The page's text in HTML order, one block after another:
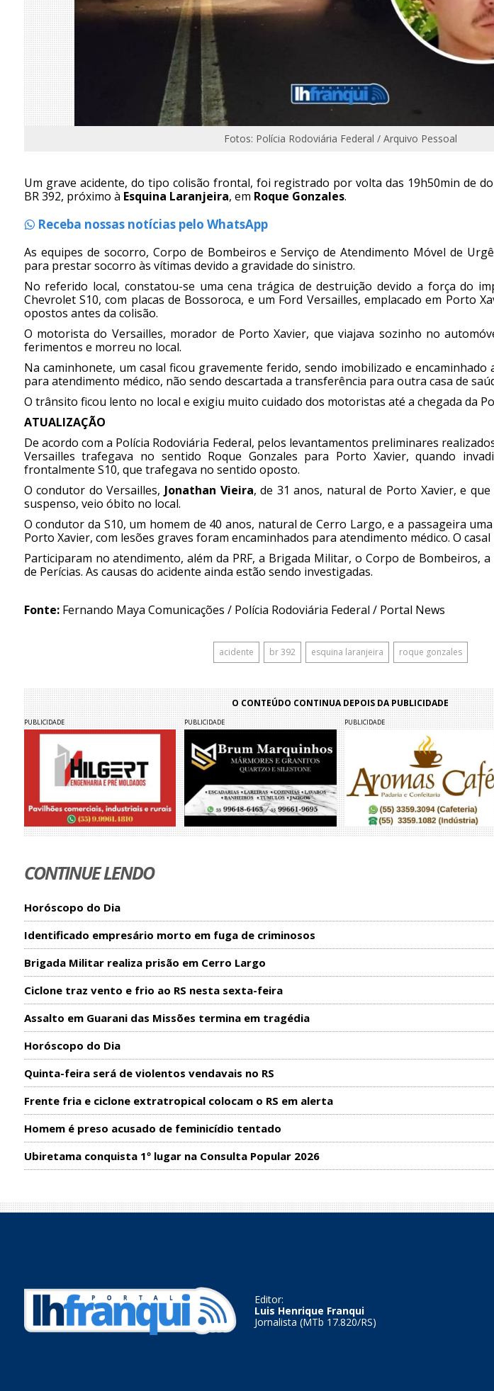
Fotos: Polícia Rodoviária Federal / Arquivo Pessoal
Um grave acidente, do tipo colisão frontal, foi registrado por volta das 19h50min de
BR 392, próximo à Esquina Laranjeira, em Roque Gonzales.
Receba nossas notícias pelo WhatsApp
As equipes de socorro, Corpo de Bombeiros e Serviço de Atendimento Móvel de
para prestar socorro às vítimas devido a gravidade do sinistro.
No referido local, constatou-se uma cena trágica de destruição devido a força do
Chevrolet S10, com placas de Bossoroca, e um Ford Versailles, emplacado em Porto
opostos antes da colisão.
O motorista do Versailles, morador de Porto Xavier, que viajava sozinho no
ferimentos e morreu no local.
Na caminhonete, um casal ficou gravemente ferido, sendo imobilizado e encaminhado
para atendimento médico, não sendo descartada a transferência para outra casa de
O trânsito ficou lento no local e exigiu muito cuidado dos motoristas até a chegada da
ATUALIZAÇÃO
De acordo com a Polícia Rodoviária Federal, pelos levantamentos preliminares
Versailles trafegava no sentido Roque Gonzales para Porto Xavier, quando
frontalmente S10, que trafegava no sentido oposto.
O condutor do Versailles, Jonathan Vieira, de 31 anos, natural de Porto Xavier, e
suspenso, veio óbito no local.
O condutor da S10, um homem de 40 anos, natural de Cerro Largo, e a passageira
Porto Xavier, com lesões graves foram encaminhados para atendimento médico. O
Participaram no atendimento, além da PRF, a Brigada Militar, o Corpo de Bombeiros,
de Perícias. As causas do acidente ainda estão sendo investigadas.
Fonte:Fernando Maya Comunicações / Polícia Rodoviária Federal / Portal News
acidente br 392 esquina laranjeira roque gonzales
O CONTEÚDO CONTINUA DEPOIS DA PUBLICIDADE
PUBLICIDADE PUBLICIDADE PUBLICIDADE
CONTINUE LENDO
Horóscopo do Dia
Identificado empresário morto em fuga de criminosos
Brigada Militar realiza prisão em Cerro Largo
Ciclone traz vento e frio ao RS nesta sexta-feira
Assalto em Guarani das Missões termina em tragédia
Horóscopo do Dia
Quinta-feira será de violentos vendavais no RS
Frente fria e ciclone extratropical colocam o RS em alerta
Homem é preso acusado de feminicídio tentado
Ubiretama conquista 1º lugar na Consulta Popular 2026
Editor:
Luis Henrique Franqui
Jornalista (MTb 17.820/RS)